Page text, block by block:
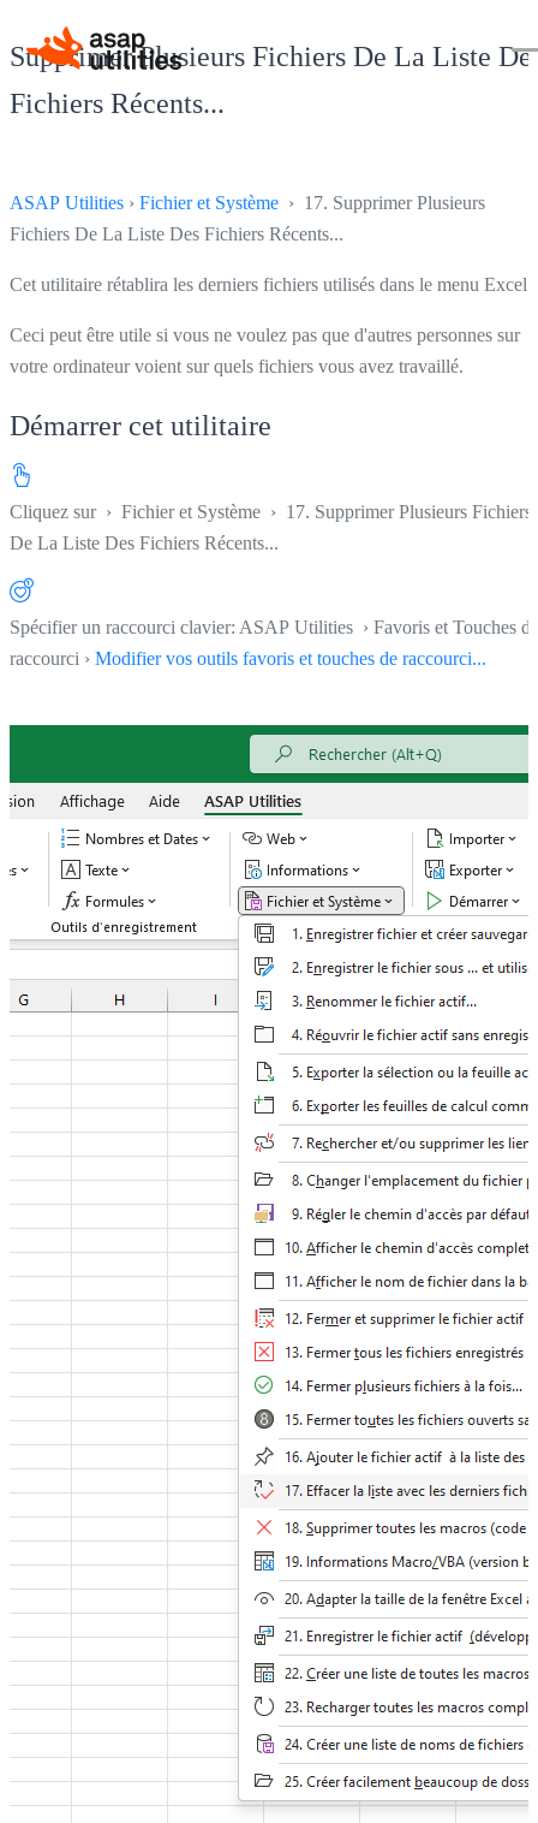
Supprimer Plusieurs Fichiers De La Liste
Fichiers Récents...
ASAP Utilities › Fichier et Système › 17. Supprimer Plusieurs
Fichiers De La Liste Des Fichiers Récents...
Cet utilitaire rétablira les derniers fichiers utilisés dans le menu Excel.
Ceci peut être utile si vous ne voulez pas que d'autres personnes sur
votre ordinateur voient sur quels fichiers vous avez travaillé.
Démarrer cet utilitaire
Cliquez sur › Fichier et Système › 17. Supprimer Plusieurs Fichiers
De La Liste Des Fichiers Récents...
Spécifier un raccourci clavier: ASAP Utilities › Favoris et Touches de
raccourci › Modifier vos outils favoris et touches de raccourci...